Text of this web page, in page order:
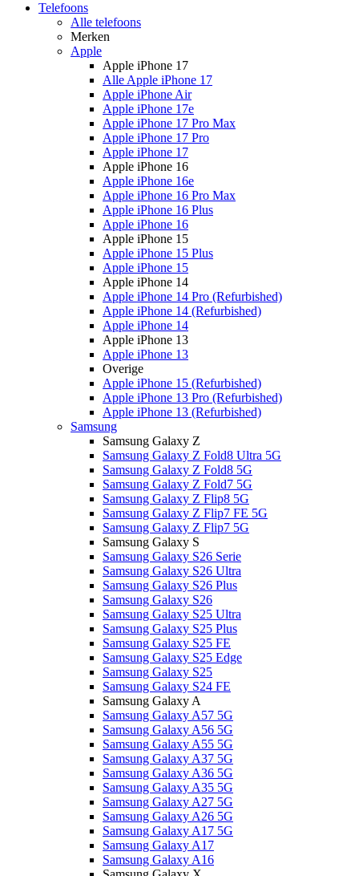
Telefoons
Alle telefoons
Merken
Apple
Apple iPhone 17
Alle Apple iPhone 17
Apple iPhone Air
Apple iPhone 17e
Apple iPhone 17 Pro Max
Apple iPhone 17 Pro
Apple iPhone 17
Apple iPhone 16
Apple iPhone 16e
Apple iPhone 16 Pro Max
Apple iPhone 16 Plus
Apple iPhone 16
Apple iPhone 15
Apple iPhone 15 Plus
Apple iPhone 15
Apple iPhone 14
Apple iPhone 14 Pro (Refurbished)
Apple iPhone 14 (Refurbished)
Apple iPhone 14
Apple iPhone 13
Apple iPhone 13
Overige
Apple iPhone 15 (Refurbished)
Apple iPhone 13 Pro (Refurbished)
Apple iPhone 13 (Refurbished)
Samsung
Samsung Galaxy Z
Samsung Galaxy Z Fold8 Ultra 5G
Samsung Galaxy Z Fold8 5G
Samsung Galaxy Z Fold7 5G
Samsung Galaxy Z Flip8 5G
Samsung Galaxy Z Flip7 FE 5G
Samsung Galaxy Z Flip7 5G
Samsung Galaxy S
Samsung Galaxy S26 Serie
Samsung Galaxy S26 Ultra
Samsung Galaxy S26 Plus
Samsung Galaxy S26
Samsung Galaxy S25 Ultra
Samsung Galaxy S25 Plus
Samsung Galaxy S25 FE
Samsung Galaxy S25 Edge
Samsung Galaxy S25
Samsung Galaxy S24 FE
Samsung Galaxy A
Samsung Galaxy A57 5G
Samsung Galaxy A56 5G
Samsung Galaxy A55 5G
Samsung Galaxy A37 5G
Samsung Galaxy A36 5G
Samsung Galaxy A35 5G
Samsung Galaxy A27 5G
Samsung Galaxy A26 5G
Samsung Galaxy A17 5G
Samsung Galaxy A17
Samsung Galaxy A16